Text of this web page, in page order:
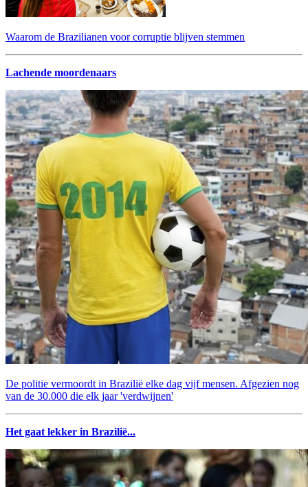
Waarom de Brazilianen voor corruptie blijven stemmen
Lachende moordenaars
De politie vermoordt in Brazilië elke dag vijf mensen. Afgezien nog
van de 30.000 die elk jaar 'verdwijnen'
Het gaat lekker in Brazilië...